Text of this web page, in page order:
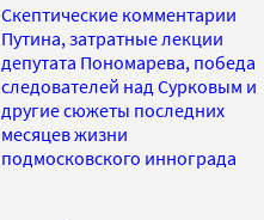
Скептические комментарии
Путина, затратные лекции
депутата Пономарева, победа
следователей над Сурковым и
другие сюжеты последних
месяцев жизни
подмосковского иннограда